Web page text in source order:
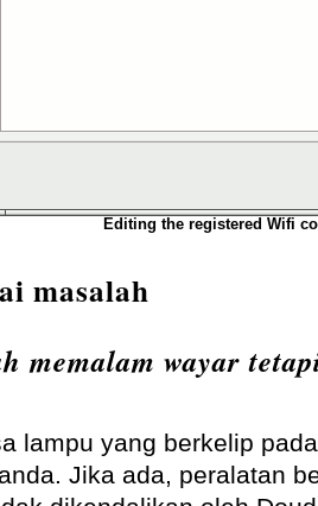
Editing the registered Wifi
masalah
memalam wayar
lampu yang berkelip
Jika ada, peralatan